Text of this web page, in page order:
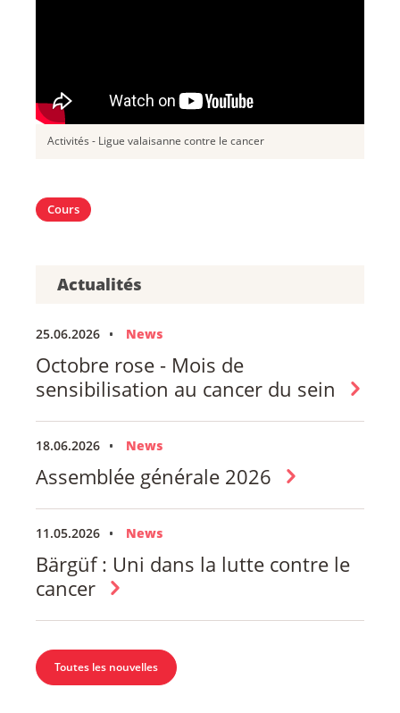
Activités - Ligue valaisanne contre le cancer
Cours
Actualités
25.06.2026 News
Octobre rose - Mois de
sensibilisation au cancer du sein
18.06.2026 News
Assemblée générale 2026
11.05.2026 News
Bärgüf : Uni dans la lutte contre le
cancer
Toutes les nouvelles